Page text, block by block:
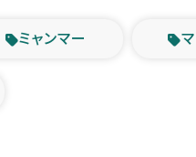
ミャンマー